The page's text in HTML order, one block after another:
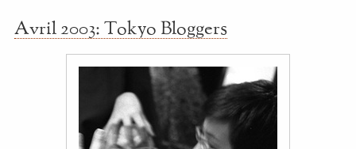
Avril 2003: Tokyo Bloggers